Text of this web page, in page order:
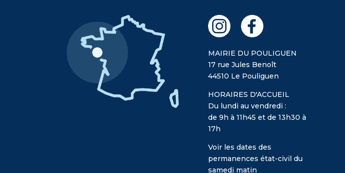
MAIRIE DU POULIGUEN
17 rue Jules Benoît
44510 Le Pouliguen
HORAIRES D'ACCUEIL
Du lundi au vendredi :
de 9h à 11h45 et de 13h30 à
17h
Voir les dates des
permanences état-civil du
samedi matin